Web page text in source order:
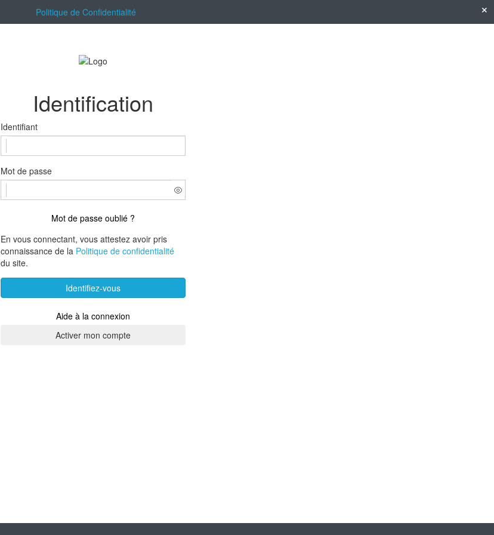
Politique de Confidentialité
Identification
Identifiant
Mot de passe
Mot de passe oublié ?
En vous connectant, vous attestez avoir pris
connaissance de la Politique de confidentialité
du site.
Identifiez-vous
Aide à la connexion